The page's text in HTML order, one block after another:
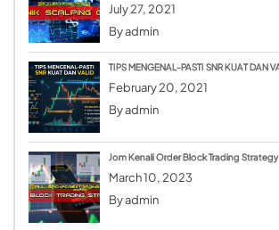
July 27, 2021
Byadmin
TIPS MENGENAL-PASTI SNR KUAT DAN
February 20, 2021
Byadmin
Jom Kenali Order Block Trading Strategy
March 10, 2023
Byadmin